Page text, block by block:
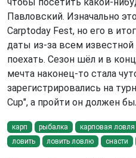
Павловский. Изначально
Carptoday Fest, но его в
даты из-за всем
поехать. Сезон шёл и в
мечта наконец-то стала
зарегистрировались на
Cup", а пройти он должен
карп рыбалка карповая ловля
ловить
ловить ловлю снасти